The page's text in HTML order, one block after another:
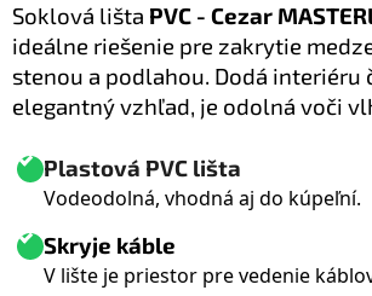
Soklová lišta PVC - Cezar
ideálne riešenie pre zakrytie
stenou a podlahou. Dodá interiéru
elegantný vzhľad, je odolná voči
Plastová PVC lišta
Vodeodolná, vhodná aj do kúpeľní.
Skryje káble
V lište je priestor pre vedenie